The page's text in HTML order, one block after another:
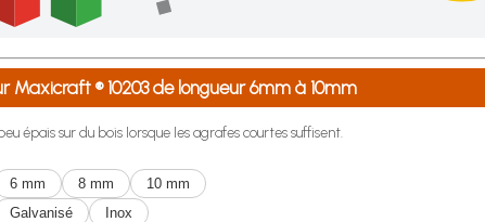
d'agrafes ou de pointes et nous vous offrons les frais de port
Maxicraft ® 10203 de longueur 6mm à 10mm
épais sur du bois lorsque les agrafes courtes suffisent.
6 mm 8 mm
10 mm
Galvanisé Inox